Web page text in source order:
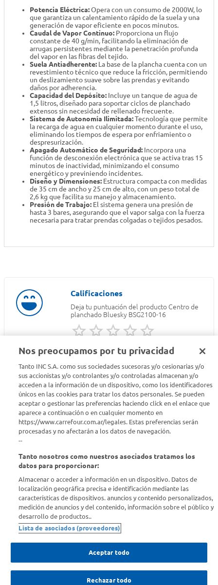
Potencia Eléctrica:Opera con un consumo de 2000W, lo
que garantiza un calentamiento rápido de la suela y una
generación de vapor eficiente en pocos minutos.
Caudal de Vapor Continuo: Proporciona un flujo
constante de 40 g/min, facilitando la eliminación de
arrugas persistentes mediante la penetración profunda
del vapor en las fibras del tejido.
Suela Antiadherente: La base de la plancha cuenta con un
revestimiento técnico que reduce la fricción, permitiendo
un deslizamiento suave sobre las prendas y evitando
daños por adherencia.
Capacidad del Depósito: Incluye un tanque de agua de
1,5 litros, diseñado para soportar ciclos de planchado
extensos sin necesidad de rellenado frecuente.
Sistema de Autonomía Ilimitada:Tecnología que permite
la recarga de agua en cualquier momento durante el uso,
eliminando los tiempos de espera por enfriamiento o
despresurización.
Apagado Automático de Seguridad: Incorpora una
función de desconexión electrónica que se activa tras 15
minutos de inactividad, minimizando el consumo
energético y previniendo incidentes.
Diseño y Dimensiones: Estructura compacta con medidas
de 35 cm de ancho y 25 cm de alto, con un peso total de
2,6 kg que facilita su manejo y almacenamiento.
Presión de Trabajo: El sistema genera una presión de
hasta 3 bares, asegurando que el vapor salga con la fuerza
necesaria para tratar prendas colgadas o tejidos pesados.
Deja tu puntuación del producto Centro de
planchado Bluesky BSG2100-16
Seguinos en :
Estamos para ayudarte
¿Tenés una consulta? Comunicate con nosotros
Descubrí Carrefour
Conocenos
Nos preocupamos por tu privacidad
Tanto INC S.A. como sus sociedades sucesoras y/o cesionarias y/o
sus accionistas y/o controlantes y/o controladas almacenan y/o
acceden a la información de un dispositivo, como los identificadores
únicos en las cookies para tratar los datos personales. Se pueden
aceptar o gestionar las preferencias haciendo click en el enlace que
aparece a continuación o en cualquier momento en
https://www.carrefour.com.ar/legales. Estas preferencias serán
procesadas y no afectarán a los datos de navegación.
--
Tanto nosotros como nuestros asociados tratamos los
datos para proporcionar:
Almacenar o acceder a información en un dispositivo. Datos de
localización geográfica precisa e identificación mediante las
características de dispositivos. anuncios y contenido personalizados,
medición de anuncios y del contenido, información sobre el público y
desarrollo de productos..
Lista de asociados (proveedores)
Aceptar todo
Rechazar todo